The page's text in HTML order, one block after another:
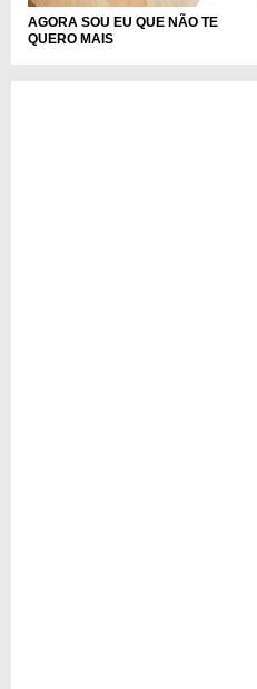
AGORA SOU EU QUE NÃO TE
QUERO MAIS